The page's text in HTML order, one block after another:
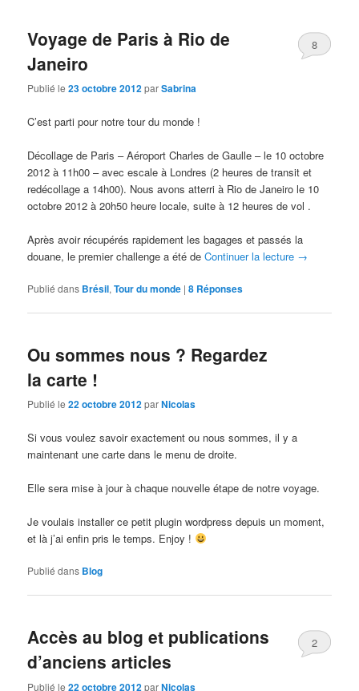
Voyage de Paris à Rio de
Janeiro
Publié le23 octobre 2012parSabrina
8
C’est parti pour notre tour du monde !
Décollage de Paris – Aéroport Charles de Gaulle – le 10 octobre
2012 à 11h00 – avec escale à Londres (2 heures de transit et
redécollage a 14h00). Nous avons atterri à Rio de Janeiro le 10
octobre 2012 à 20h50 heure locale, suite à 12 heures de vol .
Après avoir récupérés rapidement les bagages et passés la
douane, le premier challenge a été deContinuer la lecture →
Publié dans Brésil,Tour du monde |8 Réponses
Ou sommes nous ? Regardez
la carte !
Publié le22 octobre 2012parNicolas
Si vous voulez savoir exactement ou nous sommes, il y a
maintenant une carte dans le menu de droite.
Elle sera mise à jour à chaque nouvelle étape de notre voyage.
Je voulais installer ce petit plugin wordpress depuis un moment,
et là j’ai enfin pris le temps. Enjoy !
Publié dans Blog
Accès au blog et publications
d’anciens articles
Publié le22 octobre 2012parNicolas
2